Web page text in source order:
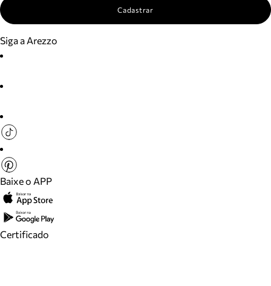
Cadastrar
Siga a Arezzo
Baixe o APP
Certificado